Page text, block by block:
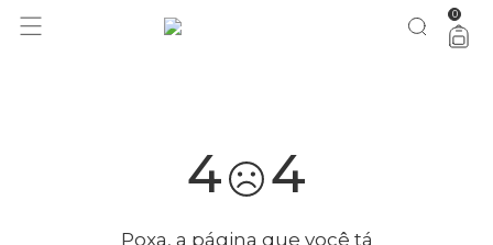
você merece 30% OFF pra comemorar com a gente aproveita! 0
4 4
Poxa, a página que você tá